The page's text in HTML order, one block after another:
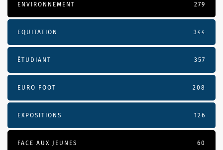
ENVIRONNEMENT 279
EQUITATION 344
ÉTUDIANT 357
EURO FOOT 208
EXPOSITIONS 126
FACE AUX JEUNES 60